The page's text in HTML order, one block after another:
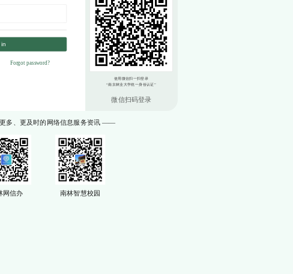
微信扫码登录
in
Forgot password?
多、更及时的网络信息服务资讯 ——
网信办 南林智慧校园